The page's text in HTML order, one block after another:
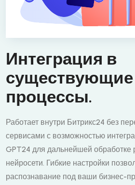
Интеграция в
существующие
процессы.
Работает внутри Битрикс24 без
сервисами с возможностью
GPT24 для дальнейшей обработке
нейросети. Гибкие настройки
распознавание под ваши бизнес-